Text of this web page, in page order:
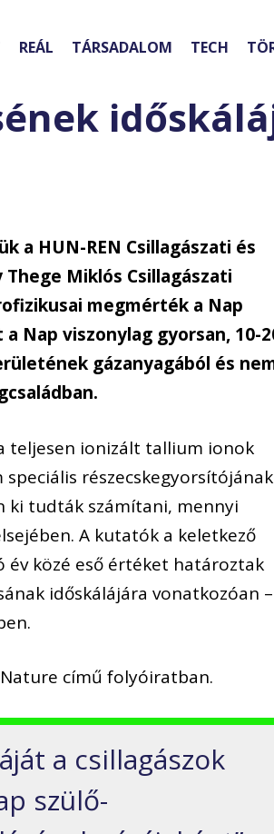
REÁL TÁRSADALOM TECH
a HUN-REN Csillagászati és
Miklós Csillagászati
megmérték a Nap
Nap viszonylag gyorsan, 10-
gázanyagából és
teljesen ionizált tallium ionok
részecskegyorsítójának
ki tudták számítani, mennyi
A kutatók a keletkező
közé eső értéket határoztak
időskálájára vonatkozóan –
című folyóiratban.
a csillagászok
szülő-